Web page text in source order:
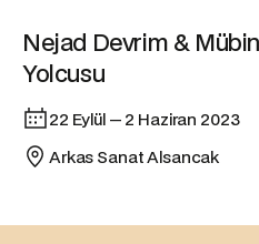
Nejad Devrim &
Yolcusu
22 Eylül — 2 Haziran 2023
Arkas Sanat Alsancak